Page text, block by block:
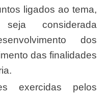
ligados ao tema,
considerada
dos
das finalidades